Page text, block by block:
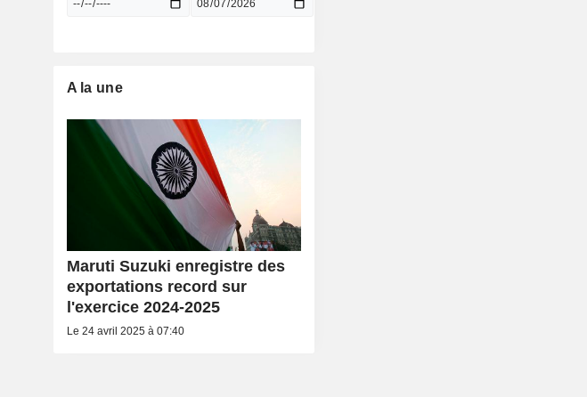
A la une
Maruti Suzuki enregistre des
exportations record sur
l'exercice 2024-2025
Le 24 avril 2025 à 07:40